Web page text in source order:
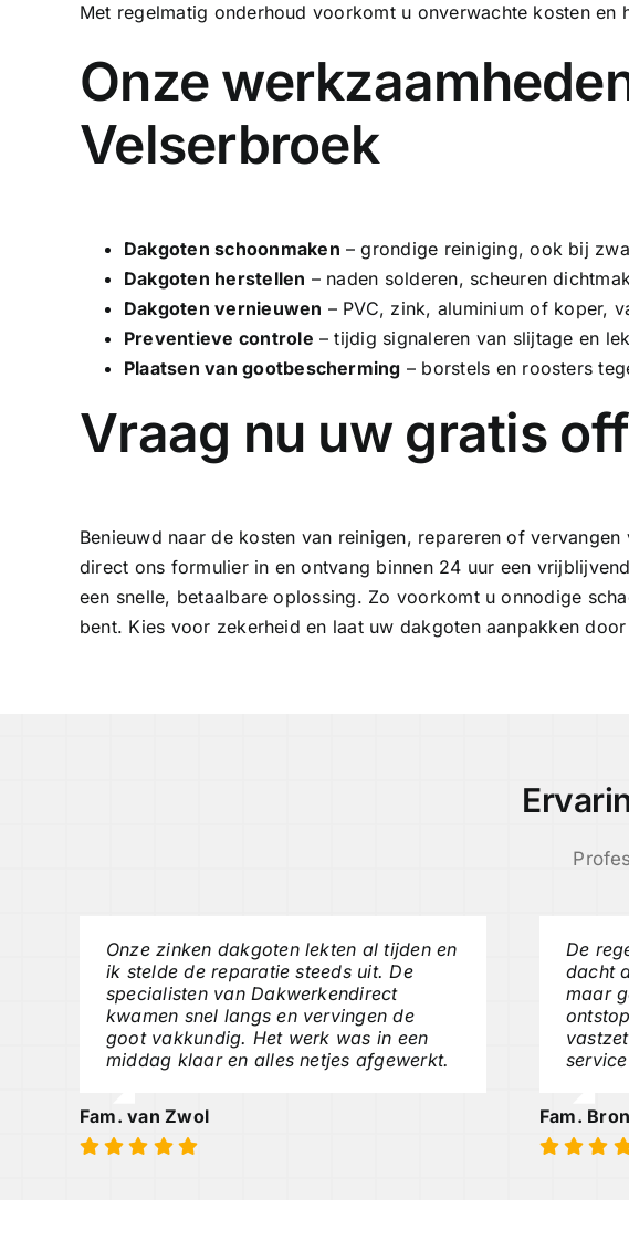
Met regelmatig onderhoud voorkomt u onverwachte kosten
Onze
Velserbroek
Dakgoten schoonmaken – grondige reiniging, ook bij
Dakgoten herstellen – naden solderen, scheuren
Dakgoten vernieuwen – PVC, zink, aluminium of koper,
Preventieve controle – tijdig signaleren van slijtage en
Plaatsen van gootbescherming – borstels en roosters
Vraag nu uw gratis
Benieuwd naar de kosten van reinigen, repareren of
direct ons formulier in en ontvang binnen 24 uur een
een snelle, betaalbare oplossing. Zo voorkomt u onnodige
bent. Kies voor zekerheid en laat uw dakgoten aanpakken
Onze zinken dakgoten lekten al tijden en
ik stelde de reparatie steeds uit. De
specialisten van Dakwerkendirect
kwamen snel langs en vervingen de
goot vakkundig. Het werk was in een
middag klaar en alles netjes afgewerkt.
Fam. van Zwol
De
dacht
maar
Fam.